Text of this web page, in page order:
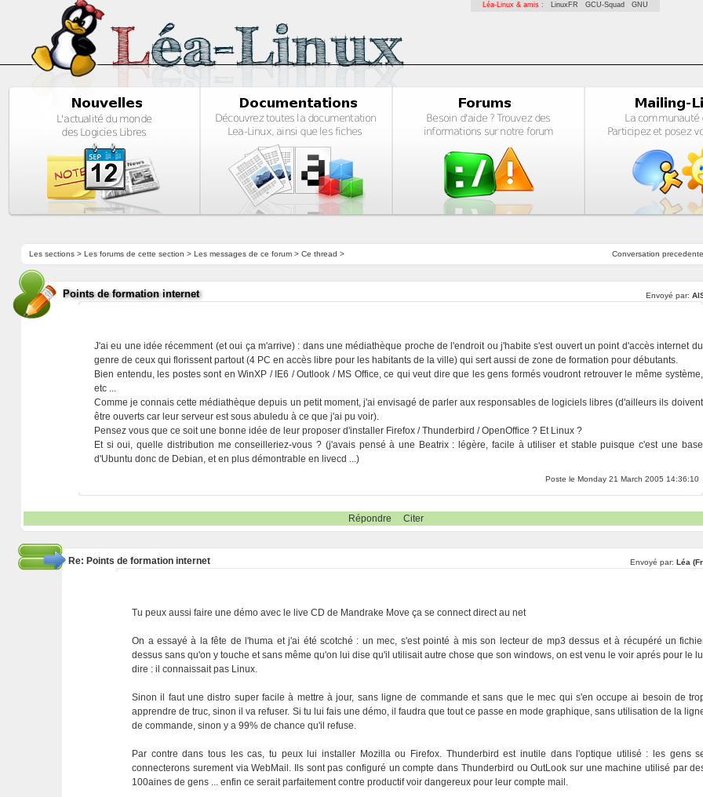
Léa-Linux & amis : LinuxFR GCU-Squad GNU
Conversation precedente
Les sections> Les forums de cette section > Les messages de ce forum> Ce thread >
Points de formation internet Envoyé par:
J'ai eu une idée récemment (et oui ça m'arrive) : dans une médiathèque proche de l'endroit ou j'habite s'est ouvert un point d'accès internet du
genre de ceux qui florissent partout (4 PC en accès libre pour les habitants de la ville) qui sert aussi de zone de formation pour débutants.
Bien entendu, les postes sont en WinXP / IE6 / Outlook / MS Office, ce qui veut dire que les gens formés voudront retrouver le même système,
etc ...
Comme je connais cette médiathèque depuis un petit moment, j'ai envisagé de parler aux responsables de logiciels libres (d'ailleurs ils doivent
être ouverts car leur serveur est sous abuledu à ce que j'ai pu voir).
Pensez vous que ce soit une bonne idée de leur proposer d'installer Firefox / Thunderbird / OpenOffice ? Et Linux ?
Et si oui, quelle distribution me conseilleriez-vous ? (j'avais pensé à une Beatrix : légère, facile à utiliser et stable puisque c'est une base
d'Ubuntu donc de Debian, et en plus démontrable en livecd ...)
Poste le Monday 21 March 2005 14:36:10
Répondre Citer
Re: Points de formation internet Envoyé par: Léa
Tu peux aussi faire une démo avec le live CD de Mandrake Move ça se connect direct au net
On a essayé à la fête de l'huma et j'ai été scotché : un mec, s'est pointé à mis son lecteur de mp3 dessus et à récupéré un
dessus sans qu'on y touche et sans même qu'on lui dise qu'il utilisait autre chose que son windows, on est venu le voir aprés pour le
dire : il connaissait pas Linux.
Sinon il faut une distro super facile à mettre à jour, sans ligne de commande et sans que le mec qui s'en occupe ai besoin de
apprendre de truc, sinon il va refuser. Si tu lui fais une démo, il faudra que tout ce passe en mode graphique, sans utilisation de la
de commande, sinon y a 99% de chance qu'il refuse.
Par contre dans tous les cas, tu peux lui installer Mozilla ou Firefox. Thunderbird est inutile dans l'optique utilisé : les gens
connecterons surement via WebMail. Ils sont pas configuré un compte dans Thunderbird ou OutLook sur une machine utilisé par
100aines de gens ... enfin ce serait parfaitement contre productif voir dangereux pour leur compte mail.